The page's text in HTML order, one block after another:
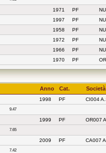
1971 PF
1997 PF
1958 PF
1972 PF
1966 PF
1970 PF
Anno Cat. Società
1998 PF CI004
9.47
1999 PF OR007
7.65
2009 PF CA007
7.42